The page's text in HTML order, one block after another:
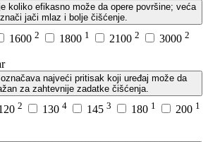
koliko efikasno može da opere površine; veća
jači mlaz i bolje čišćenje.
1600 2 1800 1 2100 2 3000 2
najveći pritisak koji uređaj može da
za zahtevnije zadatke čišćenja.
2 130 4 145 3 180 1 200 1